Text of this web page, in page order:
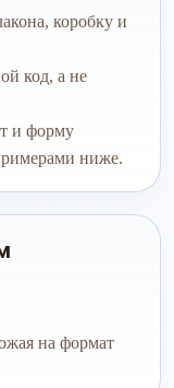
коробку и
код, а не
и форму
ниже.
на формат